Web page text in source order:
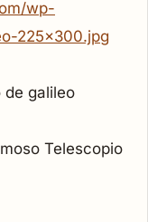
wp-
225x300.jpg
de galileo
Telescopio